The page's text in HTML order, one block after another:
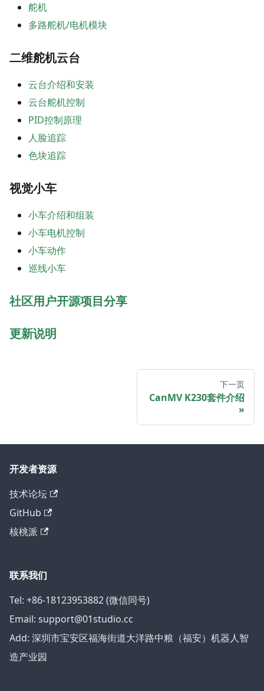
舵机
多路舵机/电机模块
二维舵机云台
云台介绍和安装
云台舵机控制
PID控制原理
人脸追踪
色块追踪
视觉小车
小车介绍和组装
小车电机控制
小车动作
巡线小车
社区用户开源项目分享
更新说明
下一页
CanMV K230套件介绍
开发者资源
技术论坛
GitHub
核桃派
联系我们
Tel: +86-18123953882 (微信同号)
Email: support@01studio.cc
Add: 深圳市宝安区福海街道大洋路中粮（福安）机器人智
造产业园